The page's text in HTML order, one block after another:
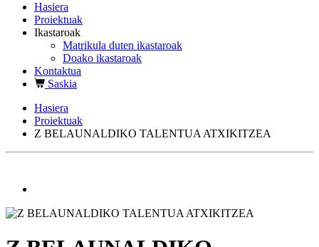
Hasiera
Proiektuak
Ikastaroak
Matrikula duten ikastaroak
Doako ikastaroak
Kontaktua
Saskia
Hasiera
Proiektuak
Z BELAUNALDIKO TALENTUA ATXIKITZEA